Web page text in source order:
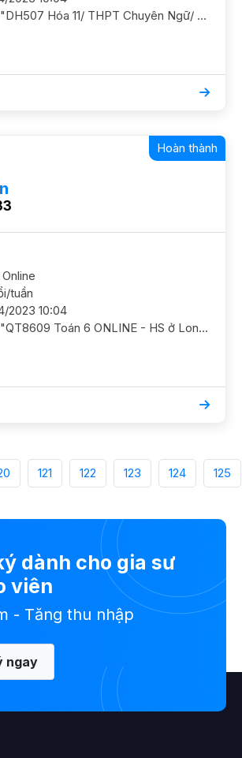
Yêu cầu khác: "DH507 Hóa 11/ THPT Chuyên Ngữ/ HS nam/ HL TB Phố Vọng Hà, đầu Chương Dươong Độ (dốc Bác Cổ, gần ĐH Dược) HS có thể học tối T7 và cả ngày CN rảnh (học gấp 2 ngày này sau đó xếp lịch cố định sau) Nếu GS bận có thể học online trước 2-3 buổi đểôn thi, sau đó học off"
Hoàn thành
tuần
2023 10:04
Yêu cầu khác: "QT8609 Toán 6 ONLINE - HS ở Long Biên ĐC Sài Đồng Long Biên"
121 122 123 124 125
dành cho gia sư
viên
- Tăng thu nhập
ngay